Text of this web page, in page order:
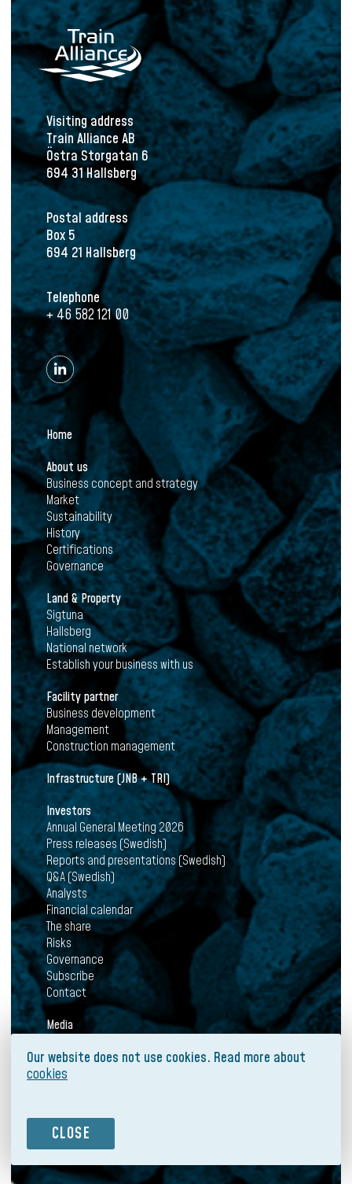
Visiting address
Train Alliance AB
Östra Storgatan 6
694 31 Hallsberg
Postal address
Box 5
694 21 Hallsberg
Telephone
+ 46 582 121 00
Home
About us
Business concept and strategy
Market
Sustainability
History
Certifications
Governance
Land & Property
Sigtuna
Hallsberg
National network
Establish your business with us
Facility partner
Business development
Management
Construction management
Infrastructure (JNB + TRI)
Investors
Annual General Meeting 2026
Press releases (Swedish)
Reports and presentations (Swedish)
Q&A (Swedish)
Analysts
Financial calendar
The share
Risks
Governance
Subscribe
Contact
Media
Press releases
Mediabank
Contact
Our website does not use cookies. Read more about
cookies
CLOSE